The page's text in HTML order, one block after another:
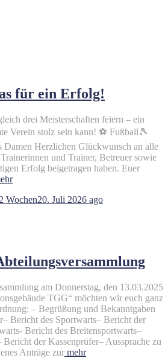
für ein Erfolg!
drei Meisterschaften feiern – ein
Verein stolz sein kann! ⚽ Fußball🎾
Damen Herzlichen Glückwunsch an alle
und Trainer, Betreuer sowie
Erfolg beigetragen haben. Euer
2 Wochen20. Juli 2026 ago
am Donnerstag, den 13.03.2025
TGG“ möchten wir euch ganz
– Begrüßung und Bekanntgaben
Bericht des Sportwarts– Bericht der
Bericht des Breitensportwarts–
der Kassenprüfer– Aussprache zu
Anträge zur mehr